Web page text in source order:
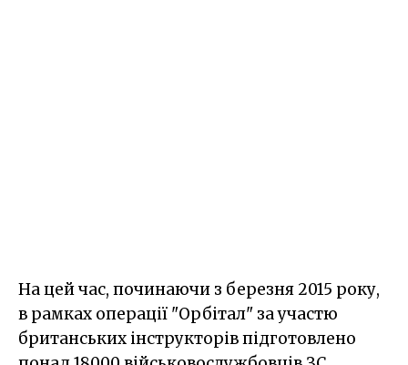
На цей час, починаючи з березня 2015 року,
в рамках операції "Орбітал" за участю
британських інструкторів підготовлено